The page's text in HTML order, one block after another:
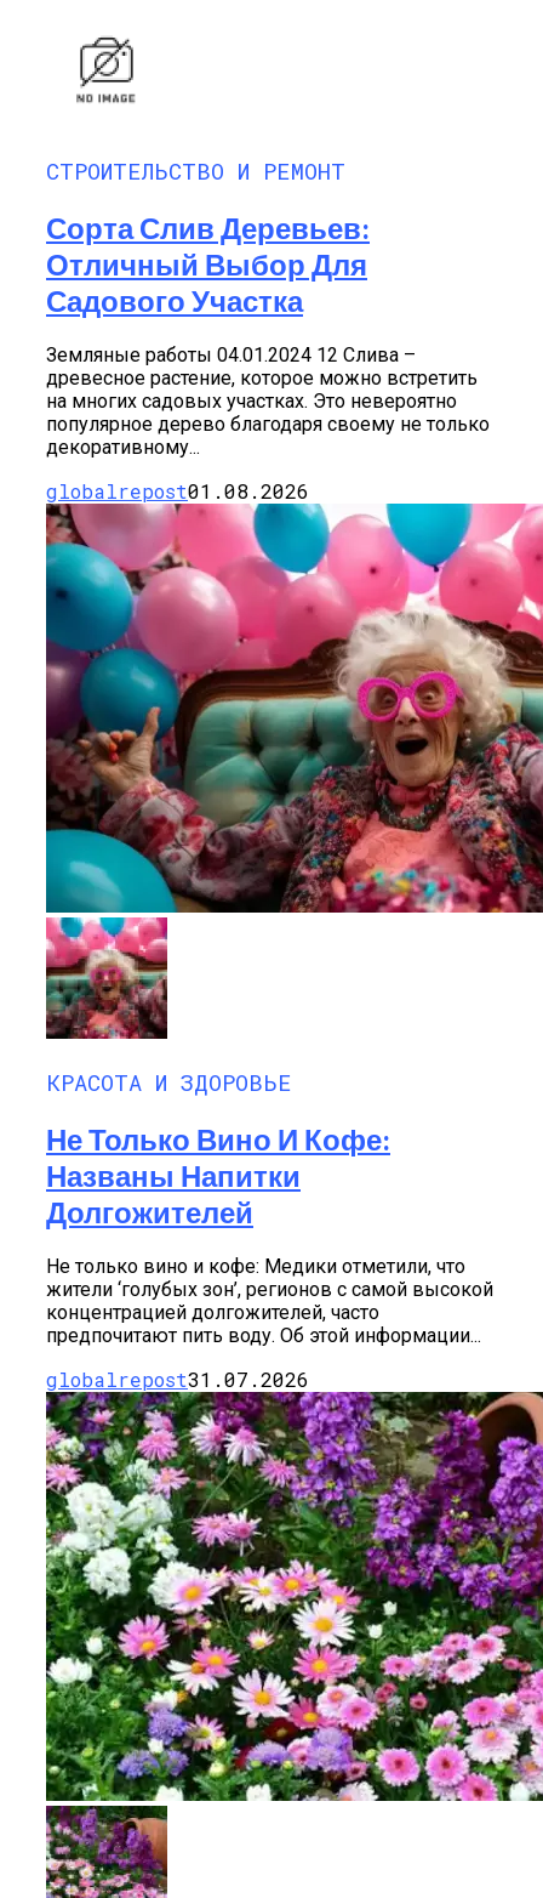
СТРОИТЕЛЬСТВО И РЕМОНТ
Сорта Слив Деревьев:
Отличный Выбор Для
Садового Участка
Земляные работы 04.01.2024 12 Слива –
древесное растение, которое можно встретить
на многих садовых участках. Это невероятно
популярное дерево благодаря своему не только
декоративному...
globalrepost01.08.2026
КРАСОТА И ЗДОРОВЬЕ
Не Только Вино И Кофе:
Названы Напитки
Долгожителей
Не только вино и кофе: Медики отметили, что
жители ‘голубых зон’, регионов с самой высокой
концентрацией долгожителей, часто
предпочитают пить воду. Об этой информации...
globalrepost31.07.2026